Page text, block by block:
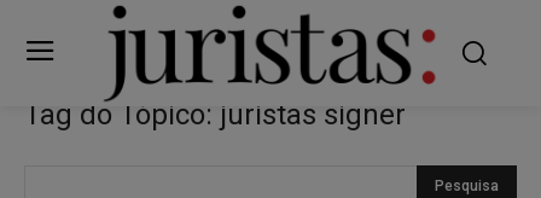
Tag do Tópico: juristas signer